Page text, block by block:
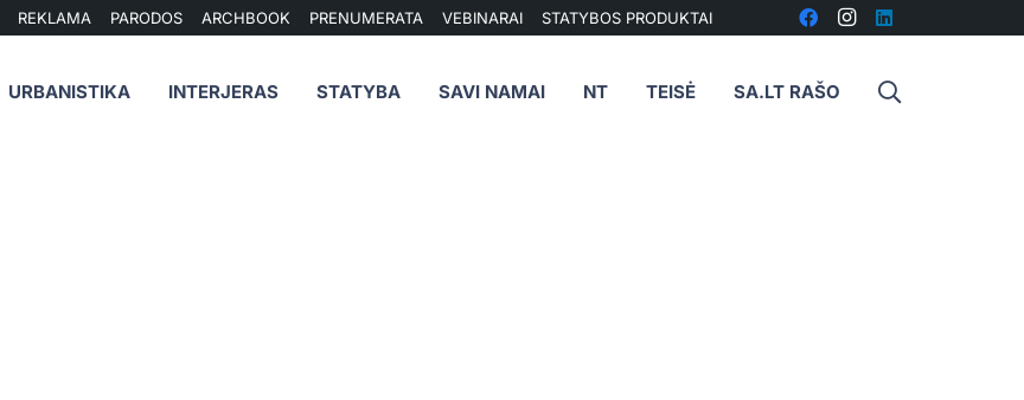
REKLAMA PARODOS ARCHBOOK PRENUMERATA VEBINARAI STATYBOS PRODUKTAI
URBANISTIKA INTERJERAS STATYBA SAVI NAMAI NT TEISĖ SA.LT RAŠO